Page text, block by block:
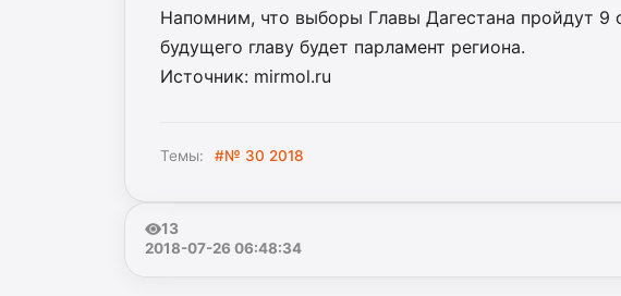
Напомним, что выборы Главы Дагестана пройдут 9
будущего главу будет парламент региона.
Источник: mirmol.ru
Темы: #№ 30 2018
13
2018-07-26 06:48:34